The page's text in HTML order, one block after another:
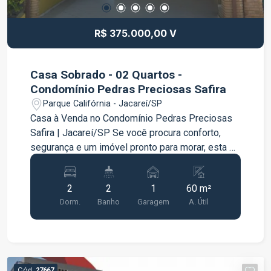
R$ 375.000,00 V
Casa Sobrado - 02 Quartos -
Condomínio Pedras Preciosas Safira
Parque Califórnia - Jacareí/SP
Casa à Venda no Condomínio Pedras Preciosas
Safira | Jacareí/SP Se você procura conforto,
segurança e um imóvel pronto para morar, esta é
uma excelente oportunidade! Localizada no
Condomínio Pedras Preciosas ? Safira, esta casa
reúne ambientes bem distribuídos, móveis
planejados e uma agradável área gourmet, ideal
para aproveitar momentos especiais com a
superior; 01 lavabo na área da churrasqueira; Sala
2
Dorm.
2
Banho
1
Garagem
60 m²
A. Útil